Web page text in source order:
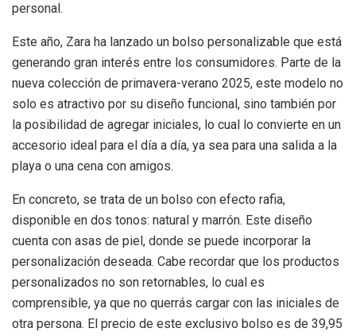
personal.
Este año, Zara ha lanzado un bolso personalizable que está
generando gran interés entre los consumidores. Parte de la
nueva colección de primavera-verano 2025, este modelo no
solo es atractivo por su diseño funcional, sino también por
la posibilidad de agregar iniciales, lo cual lo convierte en un
accesorio ideal para el día a día, ya sea para una salida a la
playa o una cena con amigos.
En concreto, se trata de un bolso con efecto rafia,
disponible en dos tonos: natural y marrón. Este diseño
cuenta con asas de piel, donde se puede incorporar la
personalización deseada. Cabe recordar que los productos
personalizados no son retornables, lo cual es
comprensible, ya que no querrás cargar con las iniciales de
otra persona. El precio de este exclusivo bolso es de 39,95